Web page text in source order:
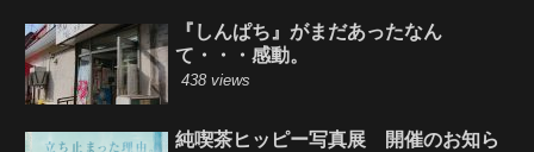
『しんぱち』がまだあったなん
て・・・感動。
438 views
純喫茶ヒッピー写真展 開催のお知ら